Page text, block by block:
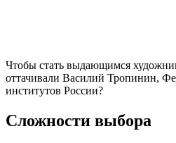
Чтобы стать выдающимся
оттачивали Василий Тропинин,
институтов России?
Сложности выбора